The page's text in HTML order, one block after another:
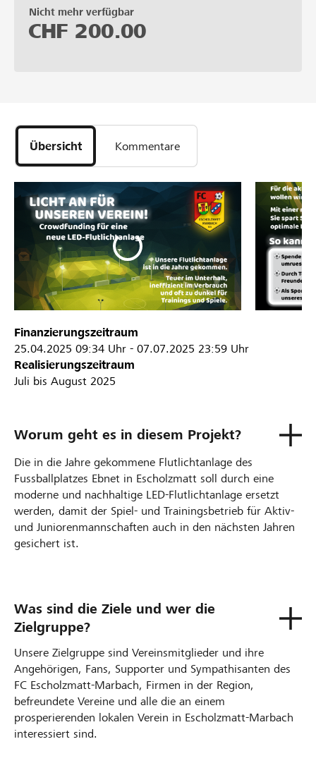
Nicht mehr verfügbar
CHF 200.00
Übersicht Kommentare
Finanzierungszeitraum
25.04.2025 09:34 Uhr - 07.07.2025 23:59 Uhr
Realisierungszeitraum
Juli bis August 2025
Worum geht es in diesem Projekt?
Die in die Jahre gekommene Flutlichtanlage des
Fussballplatzes Ebnet in Escholzmatt soll durch eine
moderne und nachhaltige LED-Flutlichtanlage ersetzt
werden, damit der Spiel- und Trainingsbetrieb für Aktiv-
und Juniorenmannschaften auch in den nächsten Jahren
gesichert ist.
Was sind die Ziele und wer die
Zielgruppe?
Unsere Zielgruppe sind Vereinsmitglieder und ihre
Angehörigen, Fans, Supporter und Sympathisanten des
FC Escholzmatt-Marbach, Firmen in der Region,
befreundete Vereine und alle die an einem
prosperierenden lokalen Verein in Escholzmatt-Marbach
interessiert sind.